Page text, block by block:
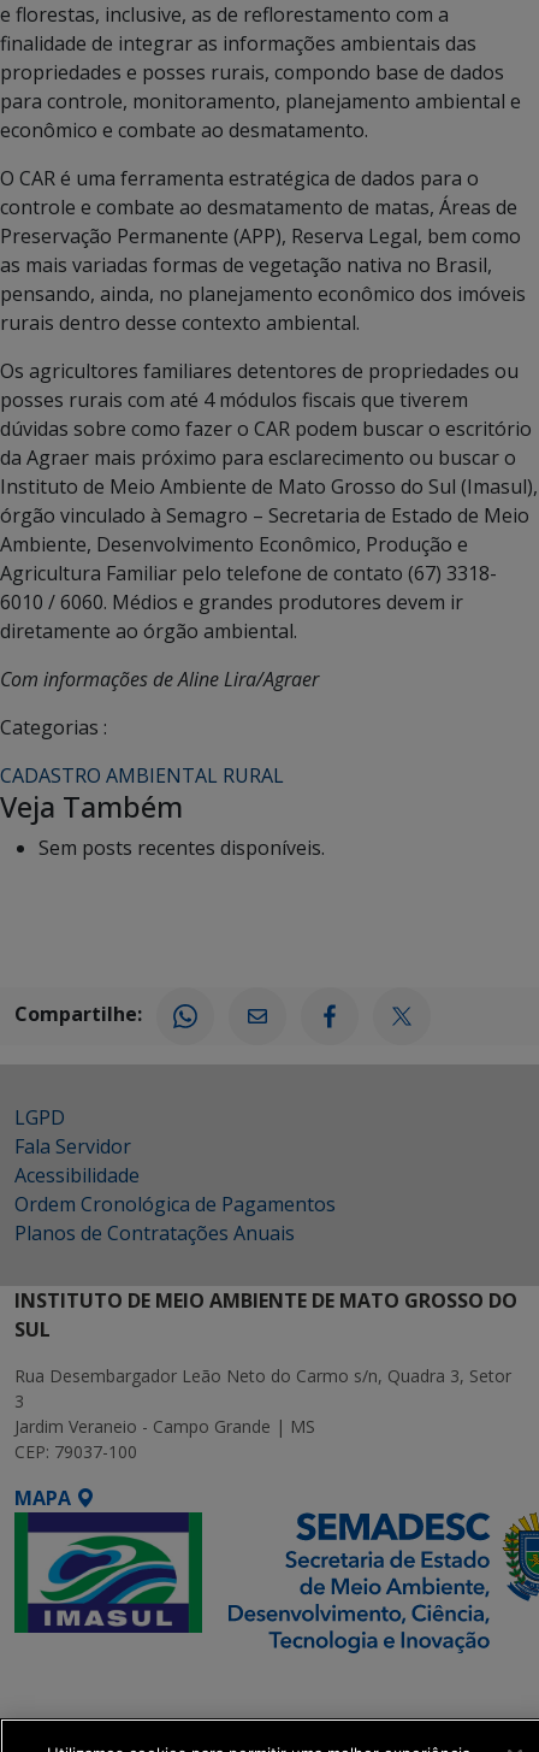
e florestas, inclusive, as de reflorestamento com a
finalidade de integrar as informações ambientais das
propriedades e posses rurais, compondo base de dados
para controle, monitoramento, planejamento ambiental e
econômico e combate ao desmatamento.
O CAR é uma ferramenta estratégica de dados para o
controle e combate ao desmatamento de matas, Áreas de
Preservação Permanente (APP), Reserva Legal, bem como
as mais variadas formas de vegetação nativa no Brasil,
pensando, ainda, no planejamento econômico dos imóveis
rurais dentro desse contexto ambiental.
Os agricultores familiares detentores de propriedades ou
posses rurais com até 4 módulos fiscais que tiverem
dúvidas sobre como fazer o CAR podem buscar o escritório
da Agraer mais próximo para esclarecimento ou buscar o
Instituto de Meio Ambiente de Mato Grosso do Sul (Imasul),
órgão vinculado à Semagro – Secretaria de Estado de Meio
Ambiente, Desenvolvimento Econômico, Produção e
Agricultura Familiar pelo telefone de contato (67) 3318-
6010 / 6060. Médios e grandes produtores devem ir
diretamente ao órgão ambiental.
Com informações de Aline Lira/Agraer
Categorias :
CADASTRO AMBIENTAL RURAL
Veja Também
Sem posts recentes disponíveis.
Compartilhe:
LGPD
Fala Servidor
Acessibilidade
Ordem Cronológica de Pagamentos
Planos de Contratações Anuais
INSTITUTO DE MEIO AMBIENTE DE MATO GROSSO DO
SUL
Rua Desembargador Leão Neto do Carmo s/n, Quadra 3, Setor
3
Jardim Veraneio - Campo Grande | MS
CEP: 79037-100
MAPA
Executiva de
Transformação Digital